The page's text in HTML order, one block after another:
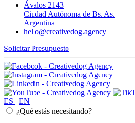
Ávalos 2143
Ciudad Autónoma de Bs. As.
Argentina.
hello@creativedog.agency
Solicitar Presupuesto
ES | EN
¿Qué estás necesitando?